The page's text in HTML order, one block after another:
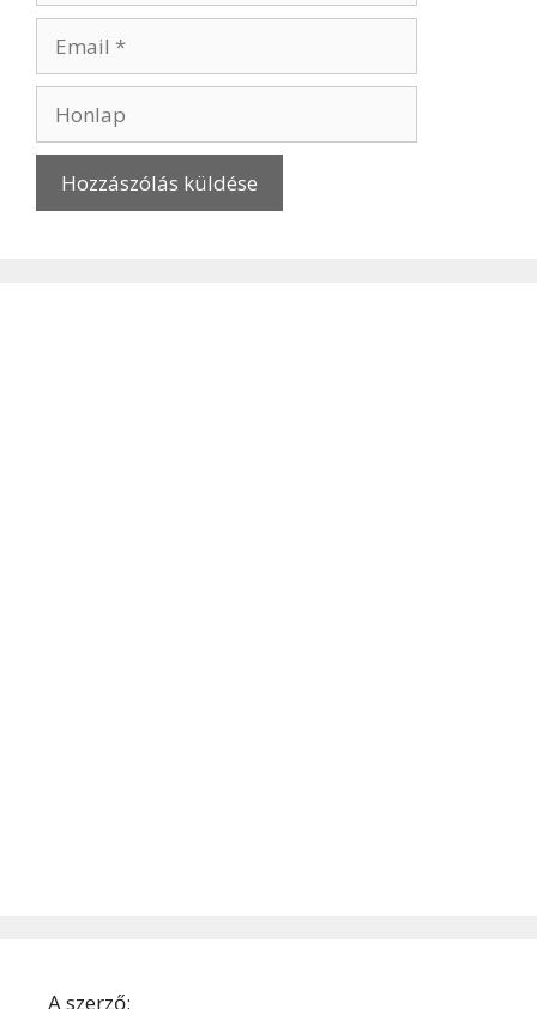
A szerző: